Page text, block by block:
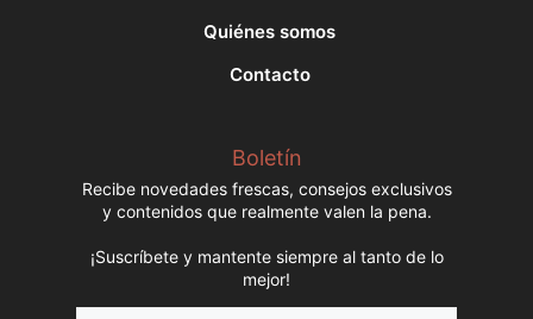
Quiénes somos
Contacto
Boletín
Recibe novedades frescas, consejos exclusivos
y contenidos que realmente valen la pena.
¡Suscríbete y mantente siempre al tanto de lo
mejor!